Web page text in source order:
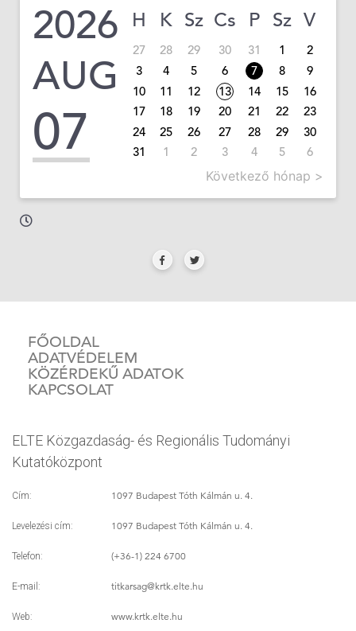
2026
AUG
07
H K Sz Cs P Sz V
27 28 29 30 31 1
2
3
4 5 6 7 8
9
10
11 12 13 14 15
16
17
18 19 20 21 22
23
24
25 26 27 28 29
30
31
1 2 3 4 5 6
Következő hónap >
FŐOLDAL
ADATVÉDELEM
KÖZÉRDEKŰ ADATOK
KAPCSOLAT
ELTE Közgazdaság- és Regionális Tudományi
Kutatóközpont
Cím: 1097 Budapest Tóth Kálmán u. 4.
Levelezési cím: 1097 Budapest Tóth Kálmán u. 4.
Telefon: (+36-1) 224 6700
E-mail: titkarsag@krtk.elte.hu
Web: www.krtk.elte.hu